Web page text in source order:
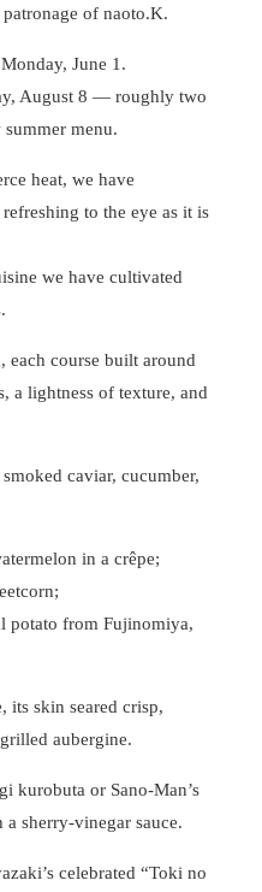
of naoto.K.
June 1.
August 8 — roughly two
menu.
heat, we have
to the eye as it is
we have cultivated
course built around
a lightness of texture, and
caviar, cucumber,
in a crêpe;
potato from Fujinomiya,
its skin seared crisp,
aubergine.
kurobuta or Sano-Man’s
sherry-vinegar sauce.
celebrated “Toki no